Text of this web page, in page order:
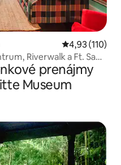
Priemerné
4,93 (110)
Riverwalk a Ft. Sam
prenájmy
Museum